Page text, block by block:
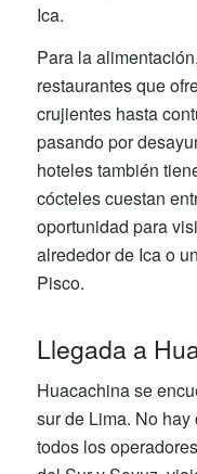
Ica.
Para la
restaurantes que
crujientes hasta
pasando por
hoteles también
cócteles cuestan
oportunidad para
alrededor de Ica o
Pisco.
Llegada a
Huacachina se
sur de Lima. No
todos los